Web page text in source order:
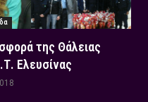
της Θάλειας
Ελευσίνας